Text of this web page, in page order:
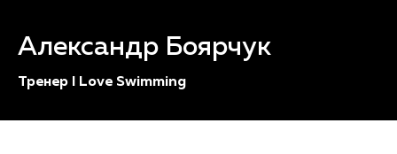
Александр Боярчук
Тренер I Love Swimming